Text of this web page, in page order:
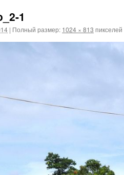
1
| Полный размер: 1024 × 813 пикселей